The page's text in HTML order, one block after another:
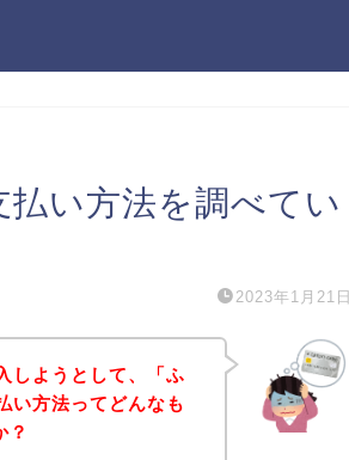
い方法を調べてい
2023年1月21日
しようとして、「ふ
い方法ってどんなも
？